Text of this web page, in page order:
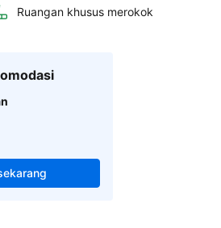
Ruangan khusus merokok